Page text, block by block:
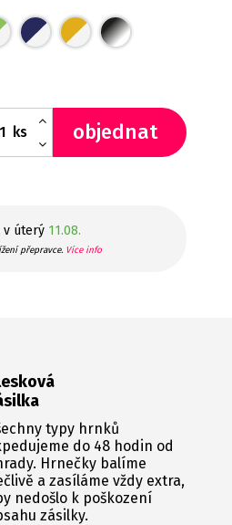
ks objednat
v úterý 11.08.
přepravce. Více info
typy hrnků
do 48 hodin od
Hrnečky balíme
a zasíláme vždy extra,
nedošlo k poškození
zásilky.